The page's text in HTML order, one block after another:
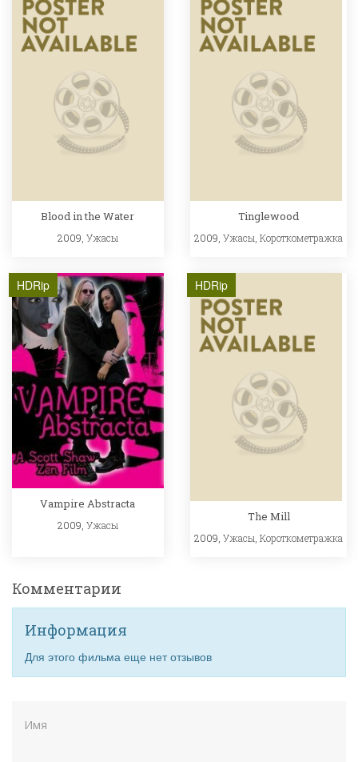
Blood in the Water
2009, Ужасы
Tinglewood
2009,Ужасы ,Короткометражка
HDRip
Vampire Abstracta
2009, Ужасы
HDRip
The Mill
2009,Ужасы ,Короткометражка
Комментарии
Информация
Для этого фильма еще нет отзывов